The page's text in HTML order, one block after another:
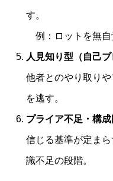
す。
例：ロットを無自
人見知り型（自己ブ
他者とのやり取り
を逃す。
プライア不足・構
信じる基準が定ま
識不足の段階。